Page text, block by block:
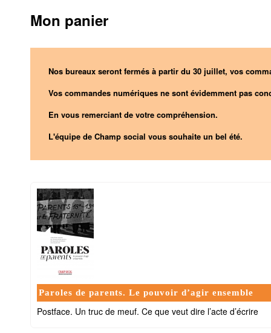
Mon panier
Nos bureaux seront fermés à partir du 30 juillet, vos
Vos commandes numériques ne sont évidemment pas
En vous remerciant de votre compréhension.
L'équipe de Champ social vous souhaite un bel été.
Paroles de parents. Le pouvoir d’agir ensemble
Postface. Un truc de meuf. Ce que veut dire l’acte d’écrire